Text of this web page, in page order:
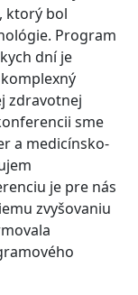
ktorý bol
Program
dní je
zdravotnej
sme
a medicínsko-
je pre nás
zvyšovaniu